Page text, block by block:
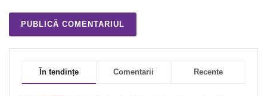
În tendințe Comentarii Recente